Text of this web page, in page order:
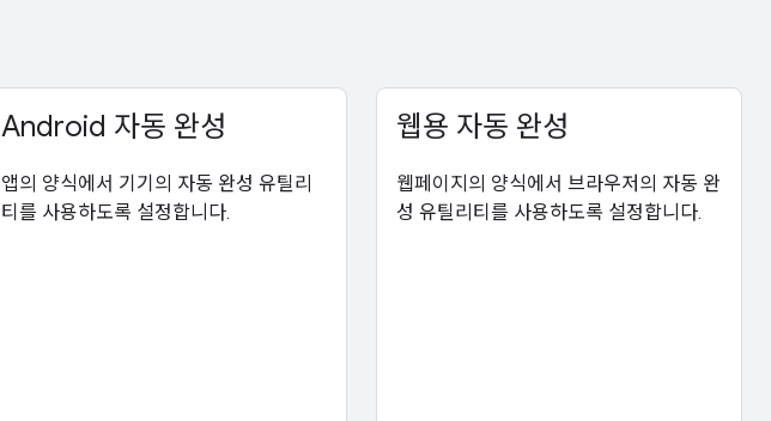
Android 자동 완성
앱의 양식에서 기기의 자동 완성 유틸리
티를 사용하도록 설정합니다.
웹용 자동 완성
웹페이지의 양식에서 브라우저의 자동 완
성 유틸리티를 사용하도록 설정합니다.